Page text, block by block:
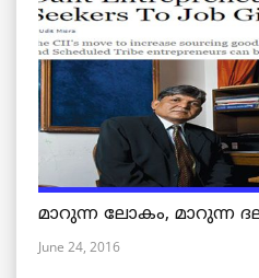
മാറുന്ന ലോകം, മാറുന്ന
June 24, 2016